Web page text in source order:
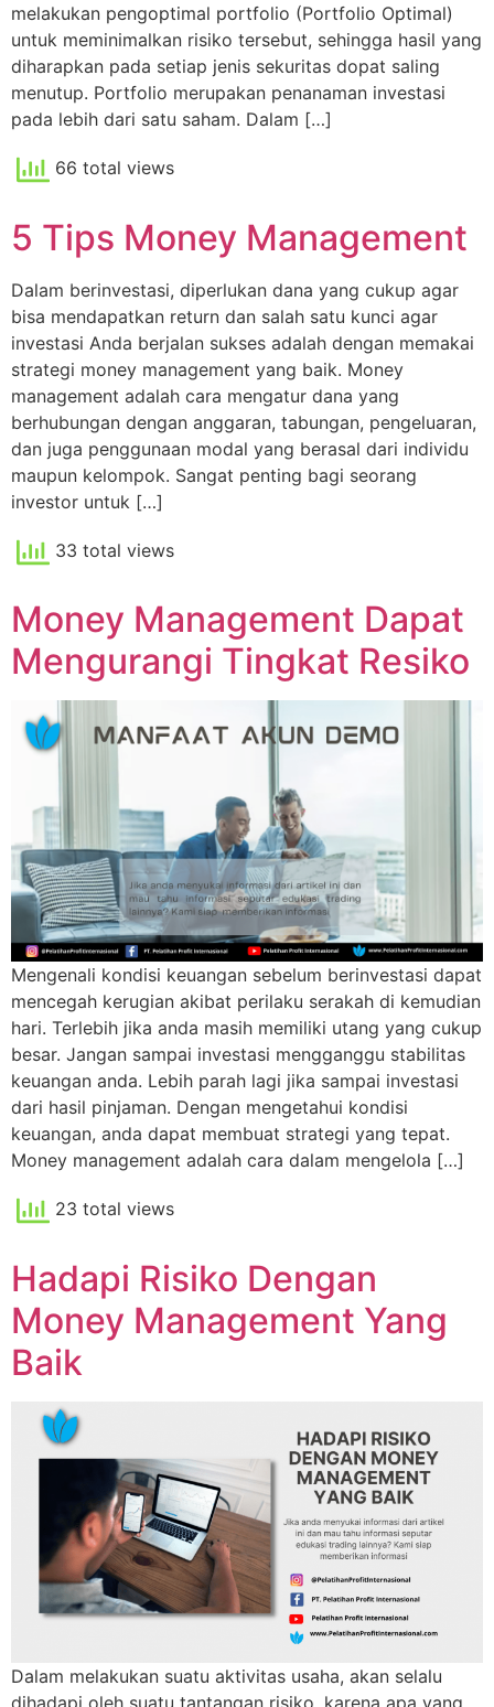
melakukan pengoptimal portfolio (Portfolio Optimal)
untuk meminimalkan risiko tersebut, sehingga hasil yang
diharapkan pada setiap jenis sekuritas dopat saling
menutup. Portfolio merupakan penanaman investasi
pada lebih dari satu saham. Dalam […]
66 total views
5 Tips Money Management
Dalam berinvestasi, diperlukan dana yang cukup agar
bisa mendapatkan return dan salah satu kunci agar
investasi Anda berjalan sukses adalah dengan memakai
strategi money management yang baik. Money
management adalah cara mengatur dana yang
berhubungan dengan anggaran, tabungan, pengeluaran,
dan juga penggunaan modal yang berasal dari individu
maupun kelompok. Sangat penting bagi seorang
investor untuk […]
33 total views
Money Management Dapat
Mengurangi Tingkat Resiko
Mengenali kondisi keuangan sebelum berinvestasi dapat
mencegah kerugian akibat perilaku serakah di kemudian
hari. Terlebih jika anda masih memiliki utang yang cukup
besar. Jangan sampai investasi mengganggu stabilitas
keuangan anda. Lebih parah lagi jika sampai investasi
dari hasil pinjaman. Dengan mengetahui kondisi
keuangan, anda dapat membuat strategi yang tepat.
Money management adalah cara dalam mengelola […]
23 total views
Hadapi Risiko Dengan
Money Management Yang
Baik
Dalam melakukan suatu aktivitas usaha, akan selalu
dihadapi oleh suatu tantangan risiko, karena apa yang